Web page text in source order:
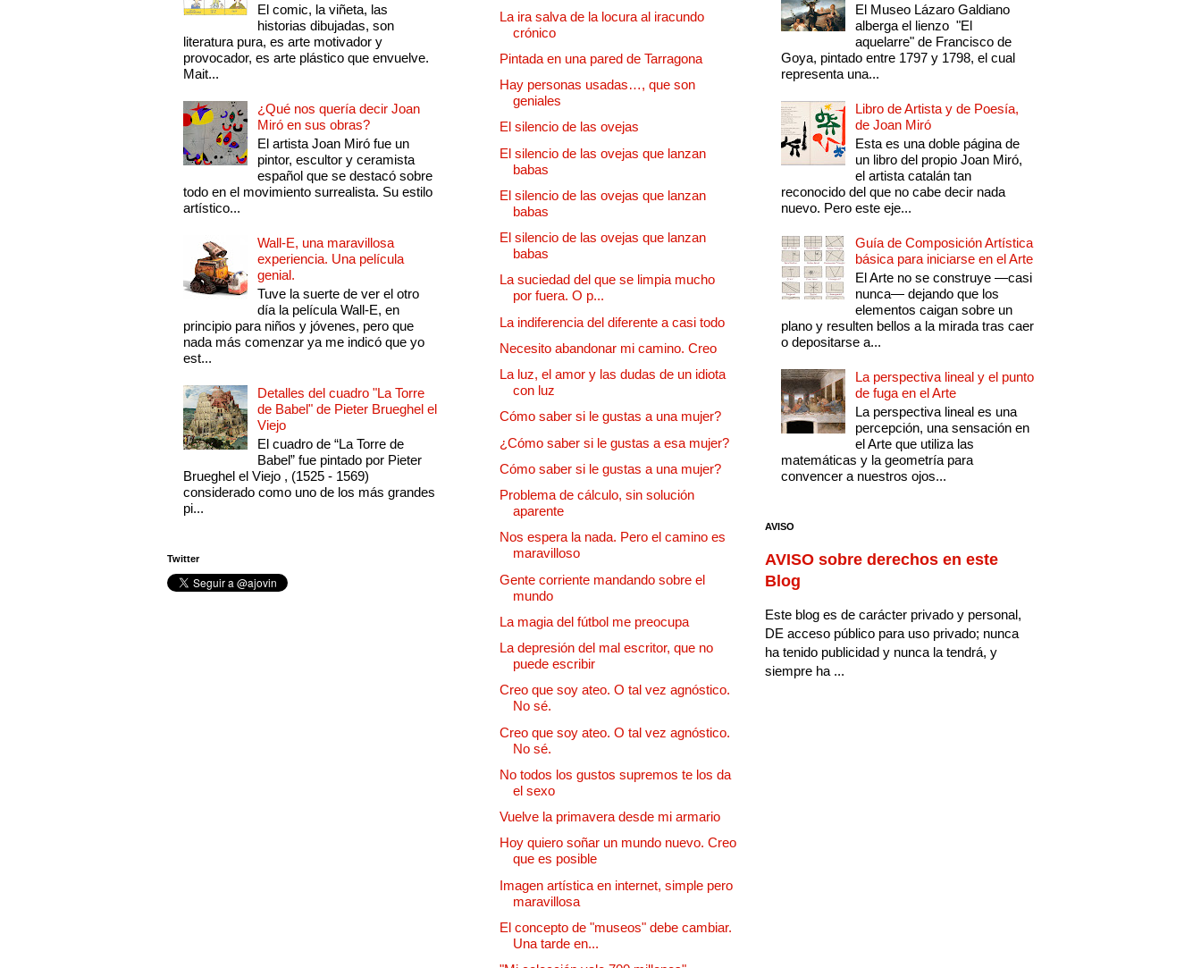
El comic, la viñeta, las
historias dibujadas, son
literatura pura, es arte motivador y
provocador, es arte plástico que envuelve.
Mait...
¿Qué nos quería decir Joan
Miró en sus obras?
El artista Joan Miró fue un
pintor, escultor y ceramista
español que se destacó sobre
todo en el movimiento surrealista. Su estilo
artístico...
Wall-E, una maravillosa
experiencia. Una película
genial.
Tuve la suerte de ver el otro
día la película Wall-E, en
principio para niños y jóvenes, pero que
nada más comenzar ya me indicó que yo
est...
Detalles del cuadro "La Torre
de Babel" de Pieter Brueghel el
Viejo
El cuadro de “La Torre de
Babel” fue pintado por Pieter
Brueghel el Viejo , (1525 - 1569)
considerado como uno de los más grandes
pi...
Twitter
La ira salva de la locura al iracundo
crónico
Pintada en una pared de Tarragona
Hay personas usadas…, que son
geniales
El silencio de las ovejas
El silencio de las ovejas que lanzan
babas
El silencio de las ovejas que lanzan
babas
El silencio de las ovejas que lanzan
babas
La suciedad del que se limpia mucho
por fuera. O p...
La indiferencia del diferente a casi todo
Necesito abandonar mi camino. Creo
La luz, el amor y las dudas de un idiota
con luz
Cómo saber si le gustas a una mujer?
¿Cómo saber si le gustas a esa mujer?
Cómo saber si le gustas a una mujer?
Problema de cálculo, sin solución
aparente
Nos espera la nada. Pero el camino es
maravilloso
Gente corriente mandando sobre el
mundo
La magia del fútbol me preocupa
La depresión del mal escritor, que no
puede escribir
Creo que soy ateo. O tal vez agnóstico.
No sé.
Creo que soy ateo. O tal vez agnóstico.
No sé.
No todos los gustos supremos te los da
el sexo
Vuelve la primavera desde mi armario
Hoy quiero soñar un mundo nuevo. Creo
que es posible
Imagen artística en internet, simple pero
maravillosa
El concepto de "museos" debe cambiar.
Una tarde en...
El Museo Lázaro Galdiano
alberga el lienzo "El
aquelarre" de Francisco de
Goya, pintado entre 1797 y 1798, el cual
representa una...
Libro de Artista y de Poesía,
de Joan Miró
Esta es una doble página de
un libro del propio Joan Miró,
el artista catalán tan
reconocido del que no cabe decir nada
nuevo. Pero este eje...
Guía de Composición Artística
básica para iniciarse en el Arte
El Arte no se construye —casi
nunca— dejando que los
elementos caigan sobre un
plano y resulten bellos a la mirada tras caer
o depositarse a...
La perspectiva lineal y el punto
de fuga en el Arte
La perspectiva lineal es una
percepción, una sensación en
el Arte que utiliza las
matemáticas y la geometría para
convencer a nuestros ojos...
AVISO
AVISO sobre derechos en este
Blog
Este blog es de carácter privado y personal,
DE acceso público para uso privado; nunca
ha tenido publicidad y nunca la tendrá, y
siempre ha ...